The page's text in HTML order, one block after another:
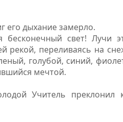
его дыхание замерло.
свет! Лучи
рекой, переливаясь на
голубой, синий,
мечтой.
Учитель преклонил